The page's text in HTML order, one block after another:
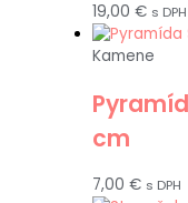
19,00 € s DPH
Kamene
cm
7,00 € s DPH